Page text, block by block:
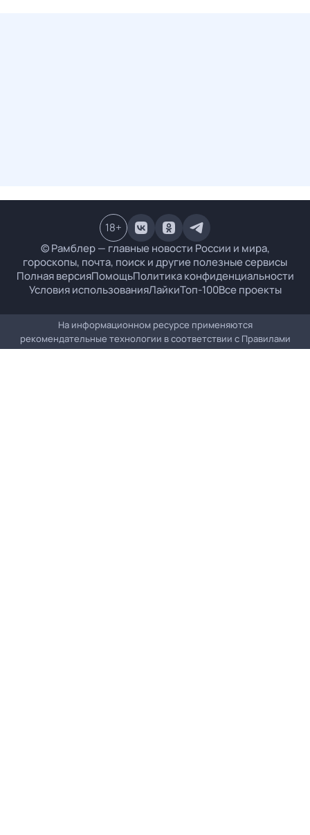
© Рамблер — главные новости России и мира,
гороскопы, почта, поиск и другие полезные сервисы
Полная версияПомощьПолитика конфиденциальности
Условия использованияЛайкиТоп-100Все проекты
18+
На информационном ресурсе применяются
рекомендательные технологии в соответствии с Правилами